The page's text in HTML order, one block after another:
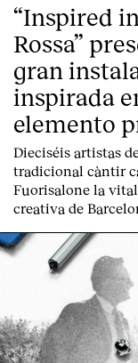
“Inspired
Rossa”
gran
inspirada
elemento
Dieciséis artistas
tradicional càntir
Fuorisalone la
creativa de